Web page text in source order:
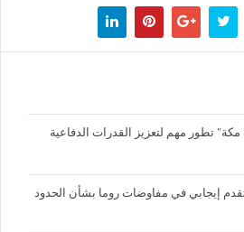
مكة" تطور مهم لتعزيز القدرات الدفاعية
تقدم إيجابي في مفاوضات روما بشأن الحدود